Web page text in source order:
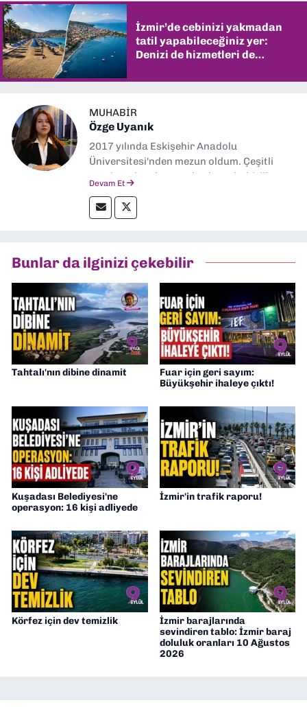
İzmir’de cebinizi yakmadan
tatil yapabileceğiniz yer:
Denizi de hizmetleri de
MUHABIR
Özge Uyanık
2017 yılında Eskişehir Anadolu
Üniversitesi'nden mezun oldum. Çeşitli
yerel ve ulusal gazetelerde muhabirlik
hakları alanlarında haberler üretmeye
odaklanıyorum.
Devam Et
Bunlar da ilginizi çekebilir
Tahtalı'nın dibine dinamit
Fuar için geri sayım:
Büyükşehir ihaleye çıktı!
Kuşadası Belediyesi'ne
operasyon: 16 kişi adliyede
İzmir'in trafik raporu!
Körfez için dev temizlik
İzmir barajlarında
sevindiren tablo: İzmir baraj
doluluk oranları 10 Ağustos
2026